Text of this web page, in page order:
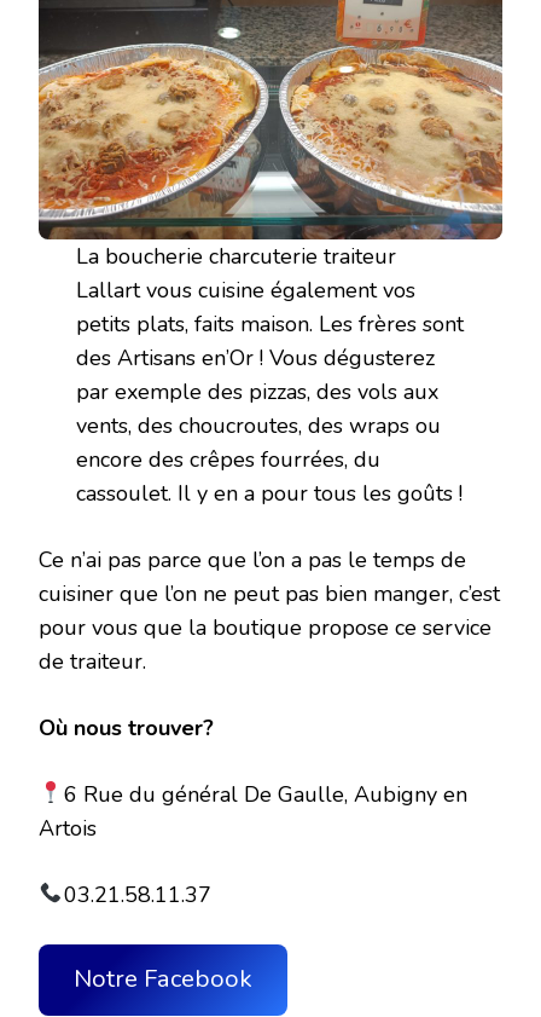
La boucherie charcuterie traiteur
Lallart vous cuisine également vos
petits plats, faits maison. Les frères sont
des Artisans en’Or ! Vous dégusterez
par exemple des pizzas, des vols aux
vents, des choucroutes, des wraps ou
encore des crêpes fourrées, du
cassoulet. Il y en a pour tous les goûts !
Ce n’ai pas parce que l’on a pas le temps de
cuisiner que l’on ne peut pas bien manger, c’est
pour vous que la boutique propose ce service
de traiteur.
Où nous trouver?
6 Rue du général De Gaulle, Aubigny en
Artois
03.21.58.11.37
Notre Facebook